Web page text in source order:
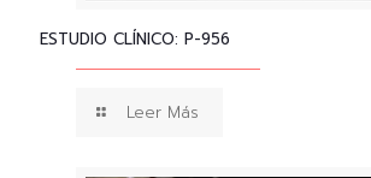
ESTUDIO CLÍNICO: P-956
Leer Más